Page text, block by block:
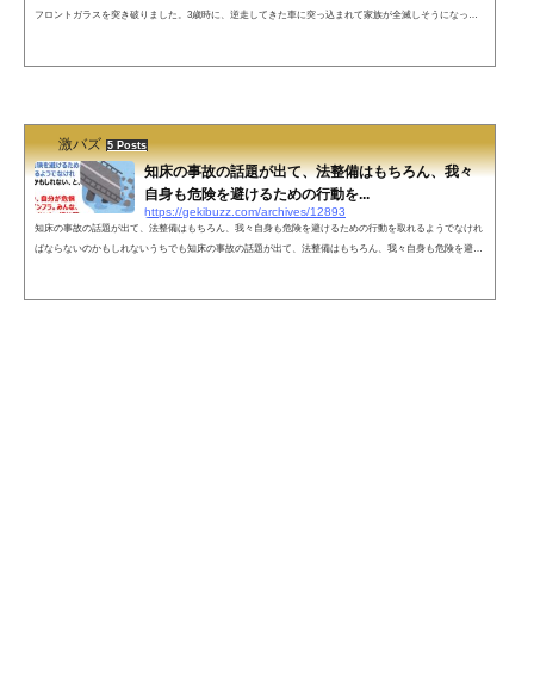
フロントガラスを突き破りました。3歳時に、逆走してきた車に突っ込まれて家族が全滅しそうになった
激バズ 5 Posts
知床の事故の話題が出て、法整備はもちろん、我々
自身も危険を避けるための行動を...
https://gekibuzz.com/archives/12893
知床の事故の話題が出て、法整備はもちろん、我々自身も危険を避けるための行動を取れるようでなけれ
ばならないのかもしれないうちでも知床の事故の話題が出て、法整備はもちろん、我々自身も危険を避け